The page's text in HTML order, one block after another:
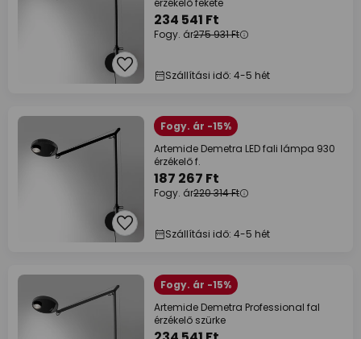
érzékelő fekete
234 541 Ft
Fogy. ár275 931 Ft
Szállítási idő: 4-5 hét
Fogy. ár -15%
Artemide Demetra LED fali lámpa 930
érzékelő f.
187 267 Ft
Fogy. ár220 314 Ft
Szállítási idő: 4-5 hét
Fogy. ár -15%
Artemide Demetra Professional fal
érzékelő szürke